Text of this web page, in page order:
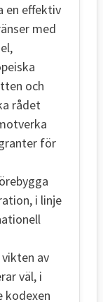
en effektiv
med
och
rådet
för
i linje
av
väl, i
kodexen